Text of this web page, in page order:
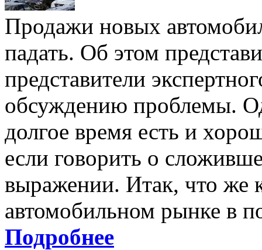
Продажи новых
падать. Об этом
представители
обсуждению проблемы.
долгое время есть и
если говорить о
выражении. Итак, что же
автомобильном рынке в
Подробнее